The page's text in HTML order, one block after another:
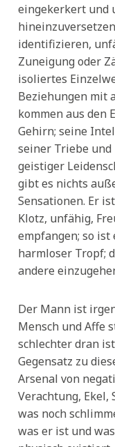
eingekerkert und
identifizieren,
Zuneigung oder
isoliertes
Beziehungen mit
kommen aus den
Gehirn; seine
seiner Triebe
geistiger
gibt es nichts
Sensationen. Er
Klotz, unfähig,
empfangen; so
harmloser Tropf;
andere
Der Mann ist
Mensch und Affe
schlechter dran
Gegensatz zu
Arsenal von
Verachtung, Ekel,
was noch
was er ist und